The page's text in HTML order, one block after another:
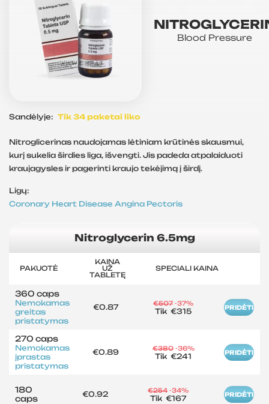
Blood Pressure
Sandėlyje: Tik 34 paketai liko
Nitroglicerinas naudojamas lėtiniam krūtinės skausmui,
kurį sukelia širdies liga, išvengti. Jis padeda atpalaiduoti
kraujagysles ir pagerinti kraujo tekėjimą į širdį.
Ligų:
Coronary Heart Disease Angina Pectoris
Nitroglycerin 6.5mg
PAKUOTĖ
KAINA
UŽ
TABLETĘ
SPECIALI KAINA
360 caps
Nemokamas
greitas
pristatymas
€0.87 €507 -37%
Tik€315 PRIDĖTI
270 caps
Nemokamas
įprastas
pristatymas
€0.89 €380 -36%
Tik€241 PRIDĖTI
180
caps
€0.92 €254 -34%
Tik€167 PRIDĖTI